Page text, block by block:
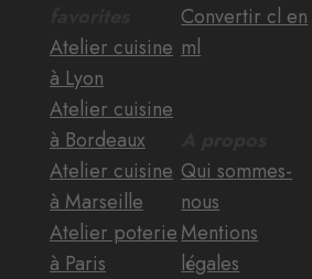
Atelier cuisine
à Lyon
Atelier cuisine
à Bordeaux
Atelier cuisine
à Marseille
Atelier poterie
à Paris
Convertir cl en
ml
Qui sommes-
nous
Mentions
légales